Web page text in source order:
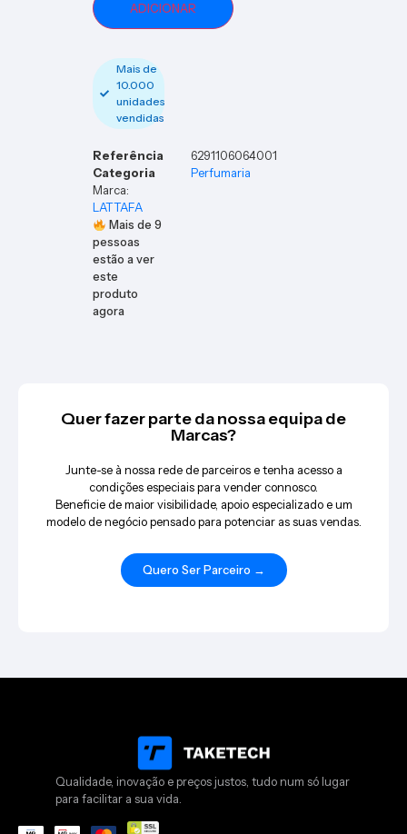
ADICIONAR
Mais de
10.000
unidades
vendidas
Referência
6291106064001
Categoria
Perfumaria
Marca:
LATTAFA
Mais de9
pessoas
estão a ver
este
produto
agora
Quer fazer parte da nossa equipa de
Marcas?
Junte-se à nossa rede de parceiros e tenha acesso a
condições especiais para vender connosco.
Beneficie de maior visibilidade, apoio especializado e um
modelo de negócio pensado para potenciar as suas vendas.
Quero Ser Parceiro →
Qualidade, inovação e preços justos, tudo num só lugar
para facilitar a sua vida.